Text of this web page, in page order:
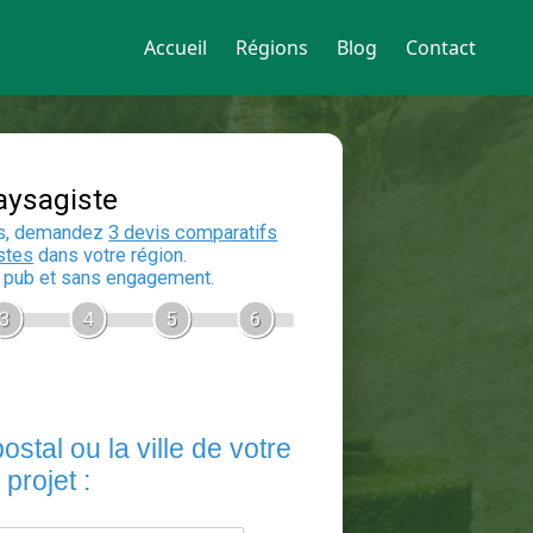
Accueil Régions Blog Contact
Devis Paysagiste
En 5 minutes, demandez
auxpaysagistesdans votre région.
Gratuit, sans pub et sans engagement.